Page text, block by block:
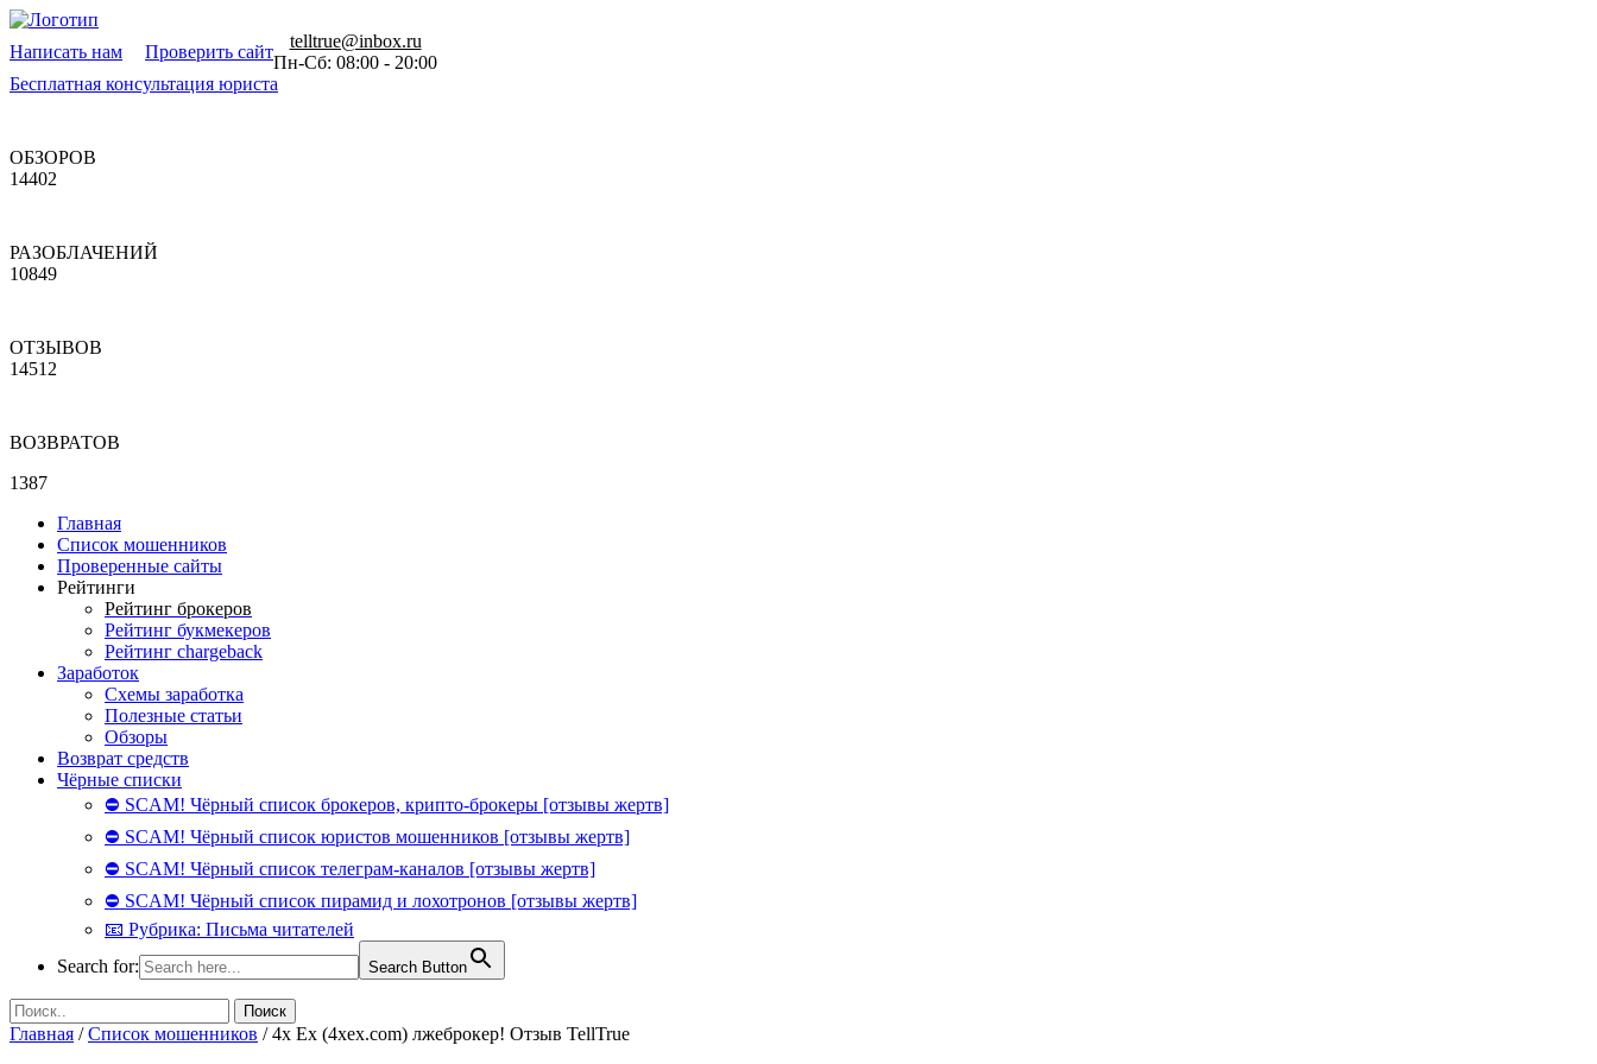
Написать нам Проверить сайт
telltrue@inbox.ru
Пн-Сб: 08:00 - 20:00
Бесплатная консультация юриста
ОБЗОРОВ
14402
РАЗОБЛАЧЕНИЙ
10849
ОТЗЫВОВ
14512
ВОЗВРАТОВ
1387
Главная
Список мошенников
Проверенные сайты
Рейтинги
Рейтинг брокеров
Рейтинг букмекеров
Рейтинг chargeback
Заработок
Схемы заработка
Полезные статьи
Обзоры
Возврат средств
Чёрные списки
⛔ SCAM! Чёрный список брокеров, крипто-брокеры [отзывы жертв]
⛔ SCAM! Чёрный список юристов мошенников [отзывы жертв]
⛔ SCAM! Чёрный список телеграм-каналов [отзывы жертв]
⛔ SCAM! Чёрный список пирамид и лохотронов [отзывы жертв]
📧 Рубрика: Письма читателей
Search for:
Search Button
Главная /Список мошенников /4x Ex (4xex.com) лжеброкер! Отзыв TellTrue